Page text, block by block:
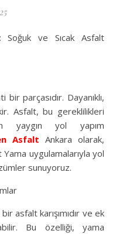
Soğuk ve Sıcak Asfalt
bir parçasıdır. Dayanıklı,
Asfalt, bu gereklilikleri
yaygın yol yapım
Asfalt Ankara olarak,
uygulamalarıyla yol
sunuyoruz.
asfalt karışımıdır ve ek
Bu özelliği, yama